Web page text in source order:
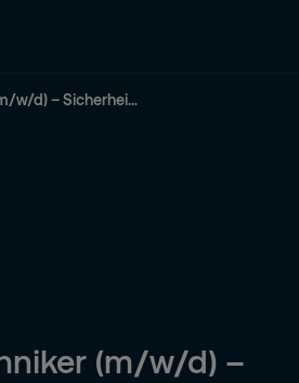
Servicetechniker (m/w/d) – Sicherheitstechnik - Neuenstadt am Kocher
(m/w/d) –